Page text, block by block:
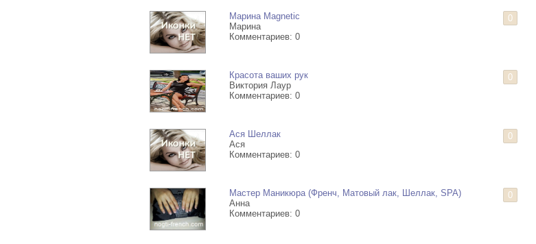
Марина Magnetic
Марина
Комментариев: 0
0
Красота ваших рук
Виктория Лаур
Комментариев: 0
0
Ася Шеллак
Ася
Комментариев: 0
0
Мастер Маникюра (Френч, Матовый лак, Шеллак, SPA)
Анна
Комментариев: 0
0